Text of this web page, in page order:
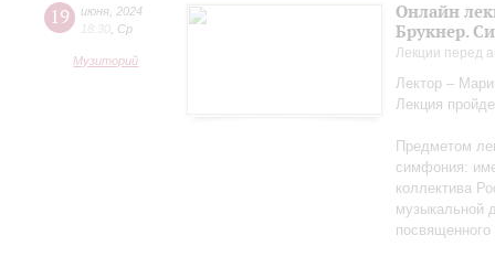
19 июня 2024
18:30 Ср
Музиторий
Онлайн
Брукнер.
Лекции перед
Лектор –
Лекция
Предметом
симфония:
коллектива
музыкальной